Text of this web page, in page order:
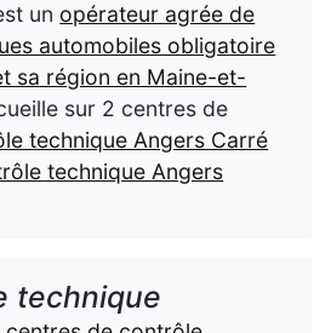
un opérateur agrée de
automobiles obligatoire
sa région en Maine-et-
sur 2 centres de
technique Angers Carré
technique Angers
technique